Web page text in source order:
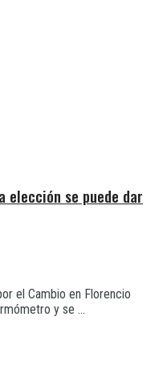
elección se puede dar
el Cambio en Florencio
y se ...